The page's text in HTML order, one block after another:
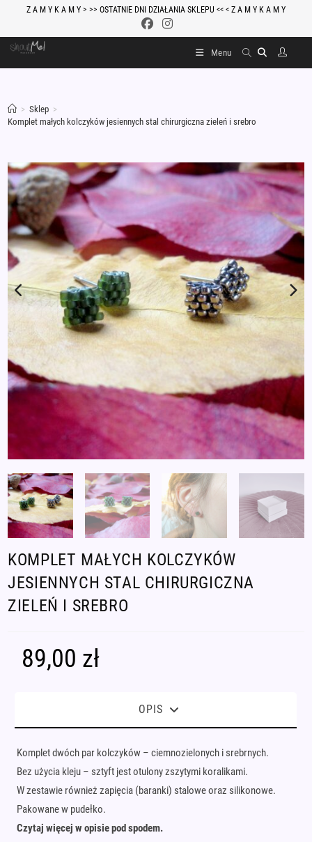
content
Z A M Y K A M Y > >> OSTATNIE DNI DZIAŁANIA SKLEPU << < Z A M Y K A M Y
Menu
> Sklep >
Komplet małych kolczyków jesiennych stal chirurgiczna zieleń i srebro
KOMPLET MAŁYCH KOLCZYKÓW
JESIENNYCH STAL CHIRURGICZNA
ZIELEŃ I SREBRO
89,00 zł
OPIS
Komplet dwóch par kolczyków – ciemnozielonych i srebrnych.
Bez użycia kleju – sztyft jest otulony zszytymi koralikami.
W zestawie również zapięcia (baranki) stalowe oraz silikonowe.
Pakowane w pudełko.
Czytaj więcej w opisie pod spodem.